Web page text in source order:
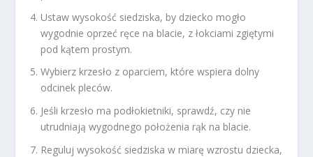
Ustaw wysokość siedziska, by dziecko mogło
wygodnie oprzeć ręce na blacie, z łokciami zgiętymi
pod kątem prostym.
Wybierz krzesło z oparciem, które wspiera dolny
odcinek pleców.
Jeśli krzesło ma podłokietniki, sprawdź, czy nie
utrudniają wygodnego położenia rąk na blacie.
Reguluj wysokość siedziska w miarę wzrostu dziecka,